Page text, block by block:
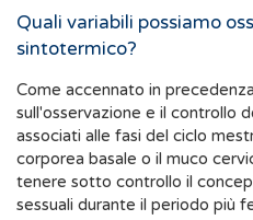
Quali variabili possiamo
sintotermico?
Come accennato in
sull'osservazione e il controllo
associati alle fasi del ciclo
corporea basale o il muco
tenere sotto controllo il
sessuali durante il periodo più